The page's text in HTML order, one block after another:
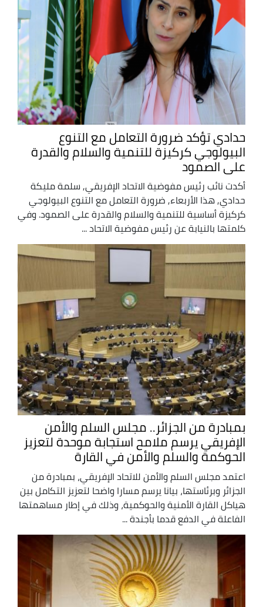
حدادي تؤكد ضرورة التعامل مع التنوع
البيولوجي كركيزة للتنمية والسلام والقدرة
على الصمود
أكدت نائب رئيس مفوضية الاتحاد الإفريقي, سلمة مليكة
حدادي, هذا الأربعاء, ضرورة التعامل مع التنوع البيولوجي
كركيزة أساسية للتنمية والسلام والقدرة على الصمود. وفي
كلمتها بالنيابة عن رئيس مفوضية الاتحاد ...
بمبادرة من الجزائر.. مجلس السلم والأمن
الإفريقي يرسم ملامح استجابة موحدة لتعزيز
الحوكمة والسلم والأمن في القارة
اعتمد مجلس السلم والأمن للاتحاد الإفريقي، بمبادرة من
الجزائر وبرئاستها، بيانا يرسم مسارا واضحا لتعزيز التكامل بين
هياكل القارة الأمنية والحوكمية، وذلك في إطار مساهمتها
الفاعلة في الدفع قدما بأجندة ...